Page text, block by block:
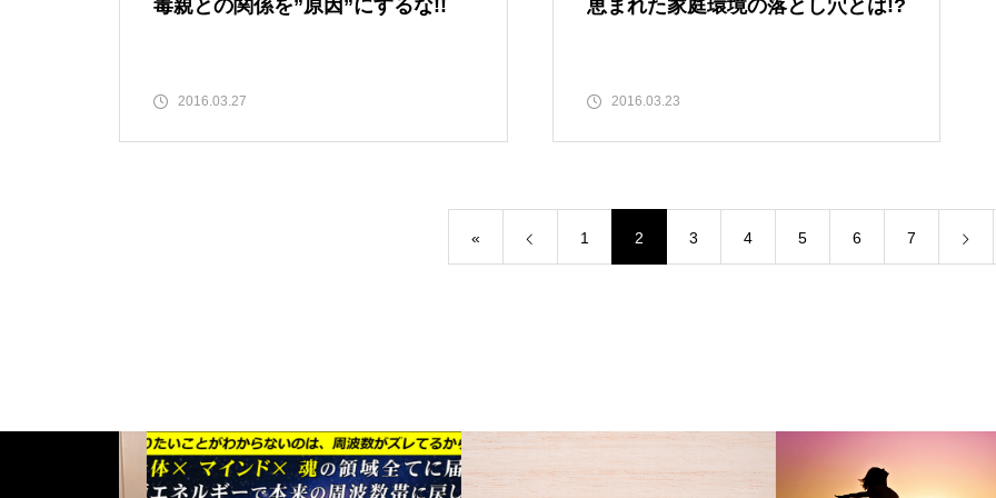
毒親との関係を”原因”にするな!!
2016.03.27
恵まれた家庭環境の落とし穴とは!?
2016.03.23
« 1 2 3 4 5 6 7